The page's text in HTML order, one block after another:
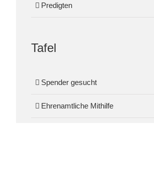
Predigten
Tafel
Spender gesucht
Ehrenamtliche Mithilfe